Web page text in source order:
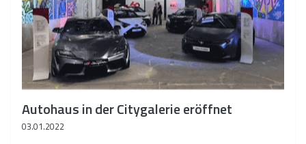
Autohaus in der Citygalerie eröffnet
03.01.2022